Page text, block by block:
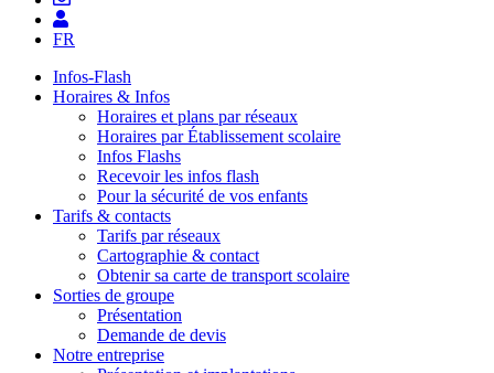
FR
Infos-Flash
Horaires & Infos
Horaires et plans par réseaux
Horaires par Établissement scolaire
Infos Flashs
Recevoir les infos flash
Pour la sécurité de vos enfants
Tarifs & contacts
Tarifs par réseaux
Cartographie & contact
Obtenir sa carte de transport scolaire
Sorties de groupe
Présentation
Demande de devis
Notre entreprise